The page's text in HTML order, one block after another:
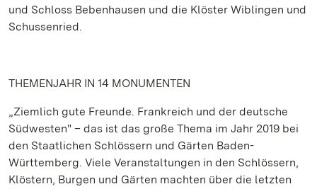
und Schloss Bebenhausen und die Klöster Wiblingen und
Schussenried.
THEMENJAHR IN 14 MONUMENTEN
„Ziemlich gute Freunde. Frankreich und der deutsche
Südwesten" – das ist das große Thema im Jahr 2019 bei
den Staatlichen Schlössern und Gärten Baden-
Württemberg. Viele Veranstaltungen in den Schlössern,
Klöstern, Burgen und Gärten machten über die letzten